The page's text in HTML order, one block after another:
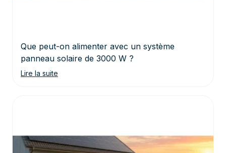
Que peut-on alimenter avec un système
panneau solaire de 3000 W ?
Lire la suite